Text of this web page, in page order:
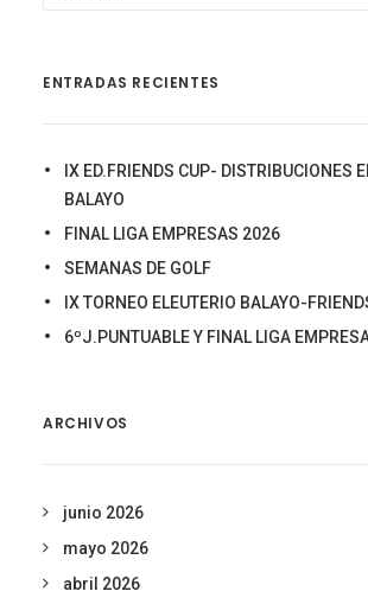
ENTRADAS RECIENTES
IX ED.FRIENDS CUP- DISTRIBUCIONES
BALAYO
FINAL LIGA EMPRESAS 2026
SEMANAS DE GOLF
IX TORNEO ELEUTERIO BALAYO-
6ºJ.PUNTUABLE Y FINAL LIGA
ARCHIVOS
junio 2026
mayo 2026
abril 2026